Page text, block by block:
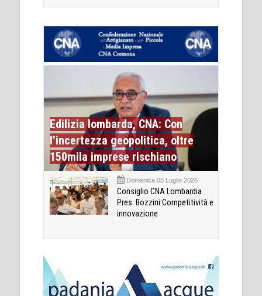
Edilizia lombarda, CNA: Con
l’incertezza geopolitica, oltre
150mila imprese rischiano
Domenica 05 Luglio 2026
Consiglio CNA Lombardia
Pres. Bozzini:Competitività e
innovazione